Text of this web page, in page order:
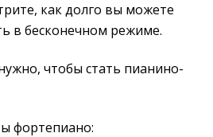
как долго вы можете
в бесконечном режиме.
чтобы стать пианино-
фортепиано: